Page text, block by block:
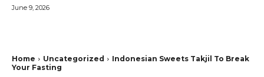
June 9, 2026